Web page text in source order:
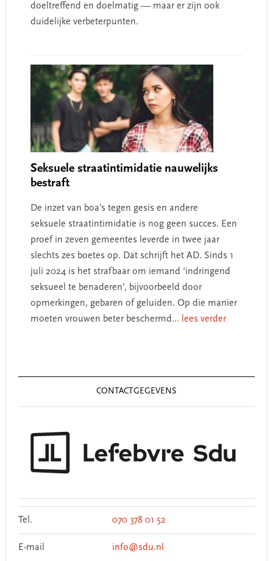
doeltreffend en doelmatig — maar er zijn ook
duidelijke verbeterpunten.
Seksuele straatintimidatie nauwelijks
bestraft
De inzet van boa’s tegen gesis en andere
seksuele straatintimidatie is nog geen succes. Een
proef in zeven gemeentes leverde in twee jaar
slechts zes boetes op. Dat schrijft het AD. Sinds 1
juli 2024 is het strafbaar om iemand ‘indringend
seksueel te benaderen’, bijvoorbeeld door
opmerkingen, gebaren of geluiden. Op die manier
moeten vrouwen beter beschermd ... lees verder
CONTACTGEGEVENS
Tel. 070 378 01 52
E-mail info@sdu.nl